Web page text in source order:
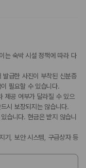
는 숙박 시설 정책에 따라 다
급한 사진이 부착된 신분증
필요할 수 있습니다.
제공 여부가 달라질 수 있으
시 보장되지는 않습니다.
습니다. 현금은 받지 않습니
기, 보안 시스템, 구급상자 등
하실 수 있습니다.